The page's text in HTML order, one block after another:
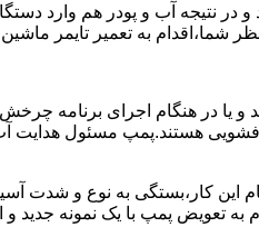
نتیجه آب و پودر هم وارد
شما،اقدام به تعمیر تایمر
یا در هنگام اجرای برنامه
هستند.پمپ مسئول
این کار،بستگی به نوع و شدت
تعویض پمپ با یک نمونه جدید و